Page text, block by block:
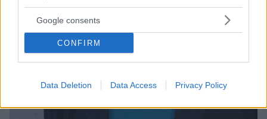
Google consents
CONFIRM
Data Deletion Data Access Privacy Policy